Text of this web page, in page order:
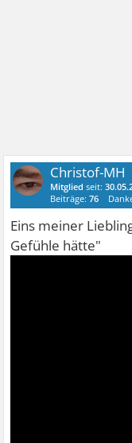
Christof-MH
Mitglied seit:
Beiträge:76
Eins meiner
Gefühle hätte"